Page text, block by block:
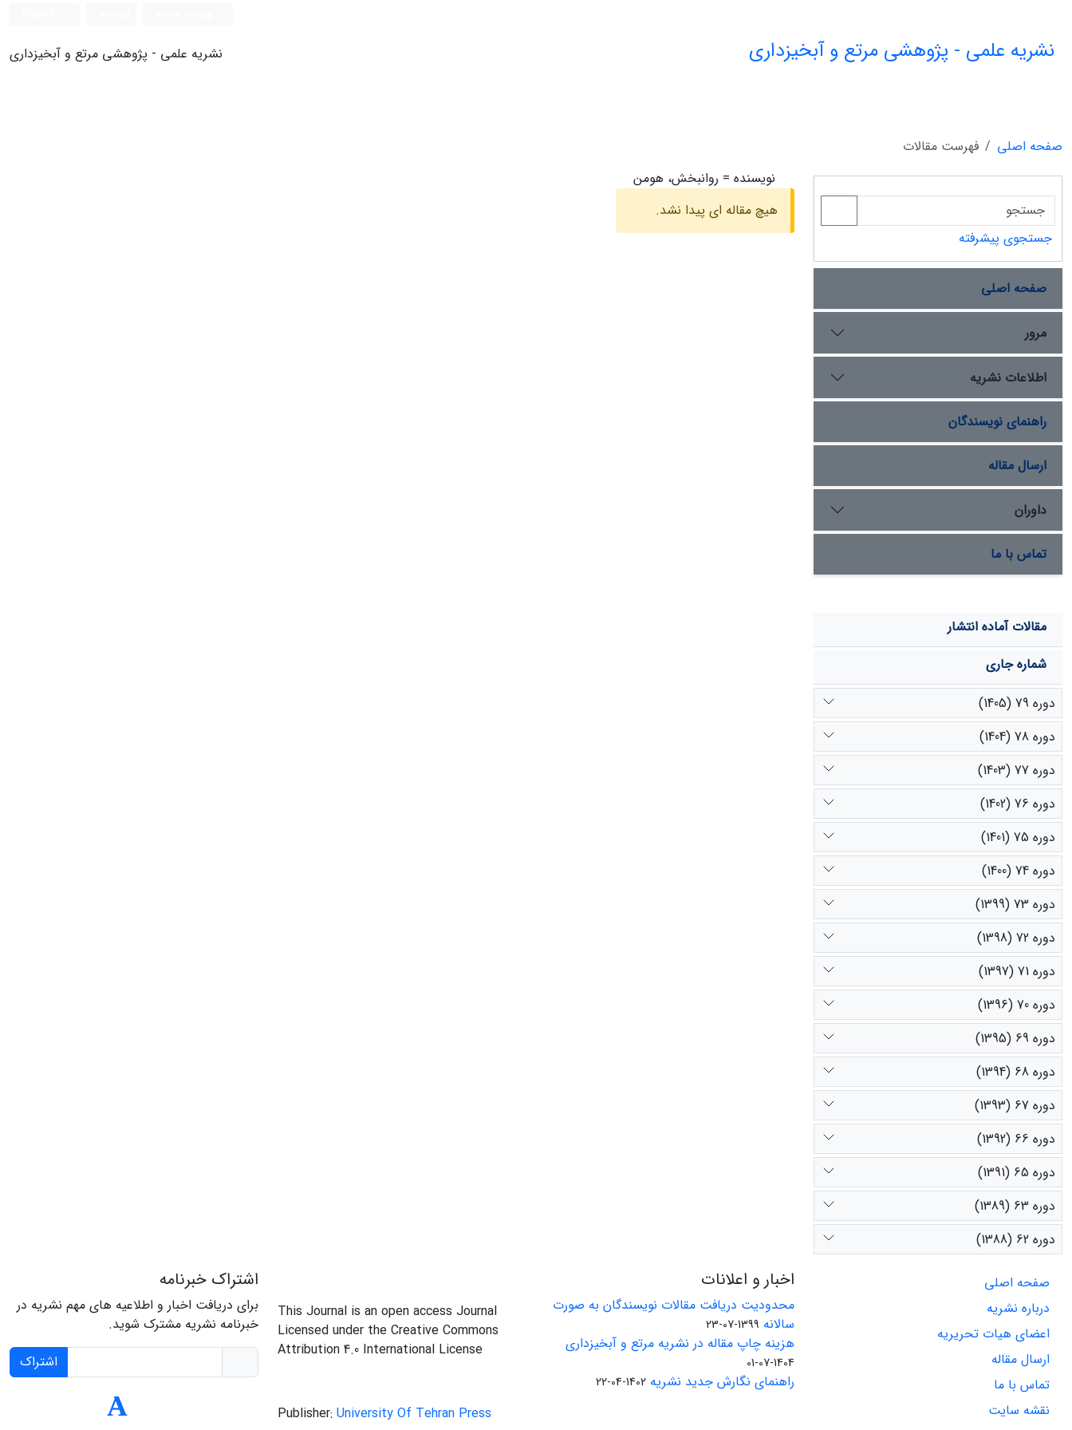
نشریه علمی - پژوهشی مرتع و آبخیزداری نشریه علمی - پژوهشی مرتع و آبخیزداری
صفحه اصلی
فهرست مقالات
نویسنده = روانبخش، هومن
هیچ مقاله ای پیدا نشد.
جستجوی پیشرفته
صفحه اصلی
مرور
اطلاعات نشریه
راهنمای نویسندگان
ارسال مقاله
داوران
تماس با ما
مقالات آماده انتشار
شماره جاری
دوره 79 (1405)
دوره 78 (1404)
دوره 77 (1403)
دوره 76 (1402)
دوره 75 (1401)
دوره 74 (1400)
دوره 73 (1399)
دوره 72 (1398)
دوره 71 (1397)
دوره 70 (1396)
دوره 69 (1395)
دوره 68 (1394)
دوره 67 (1393)
دوره 66 (1392)
دوره 65 (1391)
دوره 63 (1389)
دوره 62 (1388)
صفحه اصلی
درباره نشریه
اعضای هیات تحریریه
ارسال مقاله
تماس با ما
نقشه سایت
اخبار و اعلانات
محدودیت دریافت مقالات نویسندگان به صورت
سالانه 1399-07-23
هزینه چاپ مقاله در نشریه مرتع و آبخیزداری
1404-07-01
راهنمای نگارش جدید نشریه 1402-04-22
This Journal is an open access Journal
Licensed under the Creative Commons
Attribution 4.0 International License
Publisher: University Of Tehran Press
اشتراک خبرنامه
برای دریافت اخبار و اطلاعیه های مهم نشریه در
خبرنامه نشریه مشترک شوید.
اشتراک